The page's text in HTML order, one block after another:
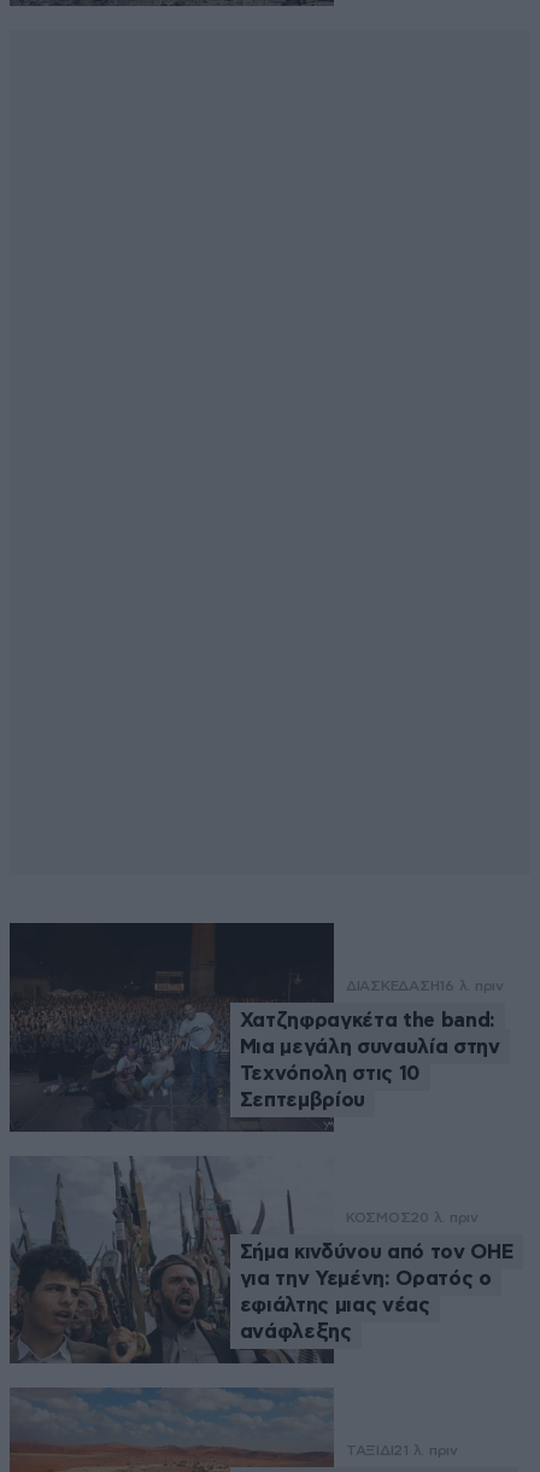
ΔΙΑΣΚΕΔΑΣΗ 16 λ. πριν
Χατζηφραγκέτα the band:
Μια μεγάλη συναυλία στην
Τεχνόπολη στις 10
Σεπτεμβρίου
ΚΟΣΜΟΣ20 λ. πριν
Σήμα κινδύνου από τον ΟΗΕ
για την Υεμένη: Ορατός ο
εφιάλτης μιας νέας
ανάφλεξης
ΤΑΞΙΔΙ21 λ. πριν